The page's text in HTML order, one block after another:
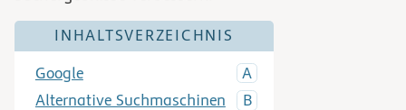
INHALTSVERZEICHNIS
Google
Alternative Suchmaschinen